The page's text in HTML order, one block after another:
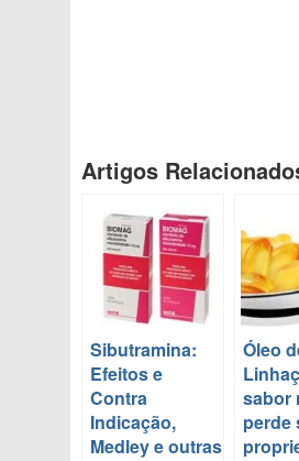
Artigos
Sibutramina:
Efeitos e
Contra
Indicação,
Medley e outras
Óleo
sabor
perde